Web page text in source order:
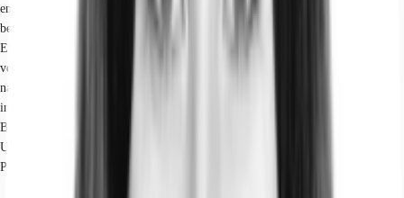
entwickelnden Büroteilmärkte Berlins. Sie liegt in einer verkehrsberuhigten,
begrünten Straße, die die beliebte Potsdamer Straße mit ihren vielfältigen
Einzelhandels- und Dienstleistungsangeboten mit dem Park am Gleisdreieck
verbindet. Die Anbindung an den öffentlichen Nahverkehr ist durch zwei
nahegelegene U-Bahnhöfe hervorragend. Der Große Tiergarten, die größte
innerstädtische Grünanlage, das Kulturforum mit der Philharmonie sowie das
Botschaftsviertel und der Zoologische Garten sind ebenfalls Teil des direkten
Umfelds. Zahlreiche Sehenswürdigkeiten wie das Brandenburger Tor und der
Potsdamer Platz sind schnell erreichbar.